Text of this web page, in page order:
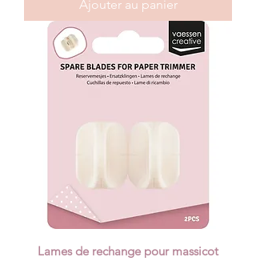
Ajouter au panier
Lames de rechange pour massicot